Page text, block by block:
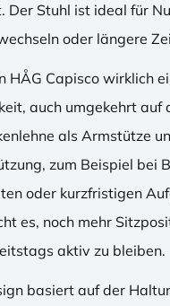
Der Stuhl ist ideal für
oder längere
HÅG Capisco wirklich
auch umgekehrt auf
als Armstütze
zum Beispiel bei
oder kurzfristigen
es, noch mehr
aktiv zu bleiben.
basiert auf der